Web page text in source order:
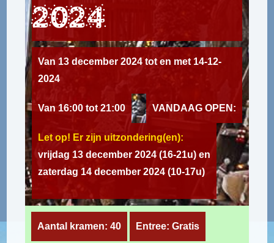
2024
Van 13 december 2024 tot en met 14-12-
2024
VANDAAG OPEN:
Van 16:00 tot 21:00
Let op! Er zijn uitzondering(en):
vrijdag 13 december 2024 (16-21u) en
zaterdag 14 december 2024 (10-17u)
Aantal kramen: 40 Entree: Gratis